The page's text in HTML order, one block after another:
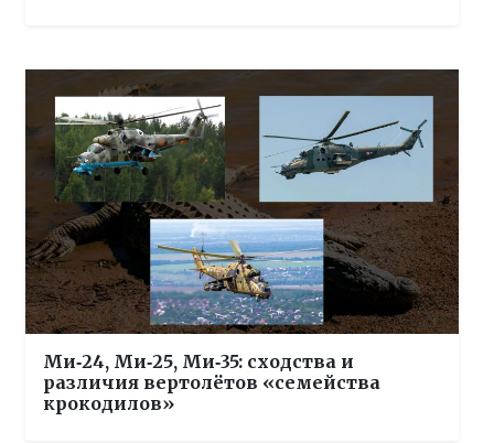
Ми‑24, Ми‑25, Ми‑35: сходства и
различия вертолётов «семейства
крокодилов»